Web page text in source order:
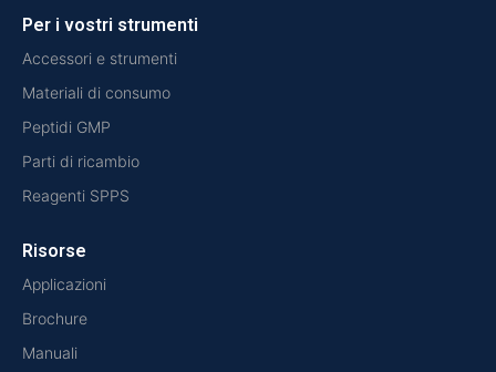
Per i vostri strumenti
Accessori e strumenti
Materiali di consumo
Peptidi GMP
Parti di ricambio
Reagenti SPPS
Risorse
Applicazioni
Brochure
Manuali